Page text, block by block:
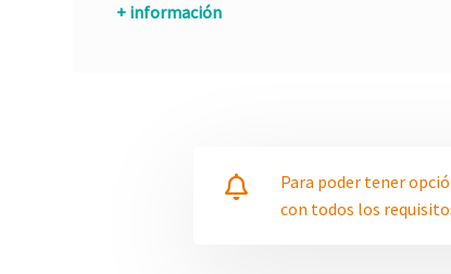
+ información
Para poder tener
con todos los